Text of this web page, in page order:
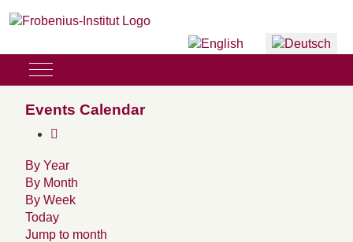
Sprache auswählen
Mobile Menu Toggle
Events Calendar
By Year
By Month
By Week
Today
Jump to month